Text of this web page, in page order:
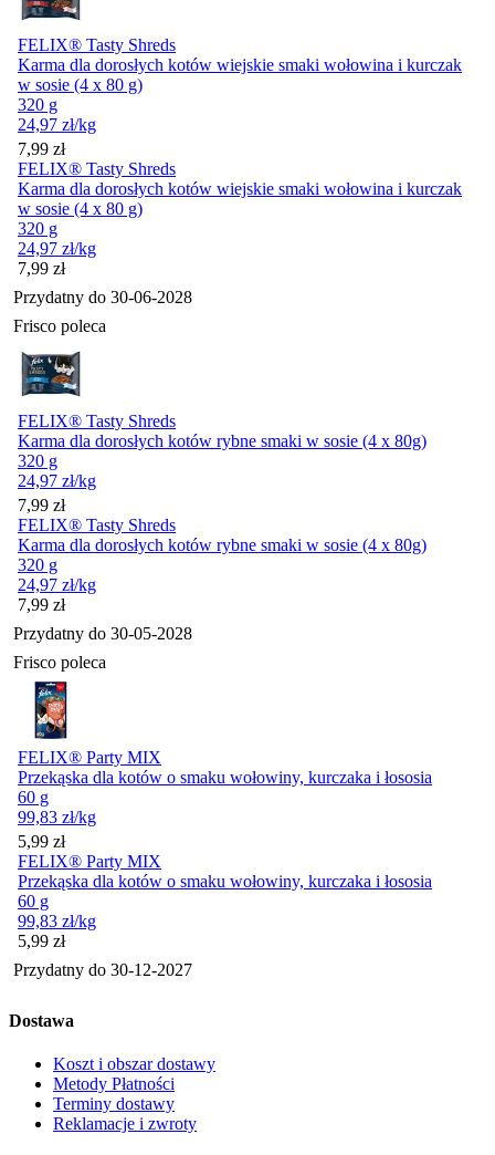
FELIX® Tasty Shreds
Karma dla dorosłych kotów wiejskie smaki wołowina i kurczak
w sosie (4 x 80 g)
320 g
24,97 zł/kg
Cena
7,99 zł
FELIX® Tasty Shreds
Karma dla dorosłych kotów wiejskie smaki wołowina i kurczak
w sosie (4 x 80 g)
320 g
24,97 zł/kg
Cena
7,99 zł
Przydatny do 30-06-2028
Frisco poleca
FELIX® Tasty Shreds
Karma dla dorosłych kotów rybne smaki w sosie (4 x 80g)
320 g
24,97 zł/kg
Cena
7,99 zł
FELIX® Tasty Shreds
Karma dla dorosłych kotów rybne smaki w sosie (4 x 80g)
320 g
24,97 zł/kg
Cena
7,99 zł
Przydatny do 30-05-2028
Frisco poleca
FELIX® Party MIX
Przekąska dla kotów o smaku wołowiny, kurczaka i łososia
60 g
99,83 zł/kg
Cena
5,99 zł
FELIX® Party MIX
Przekąska dla kotów o smaku wołowiny, kurczaka i łososia
60 g
99,83 zł/kg
Cena
5,99 zł
Przydatny do 30-12-2027
Dostawa
Koszt i obszar dostawy
Metody Płatności
Terminy dostawy
Reklamacje i zwroty